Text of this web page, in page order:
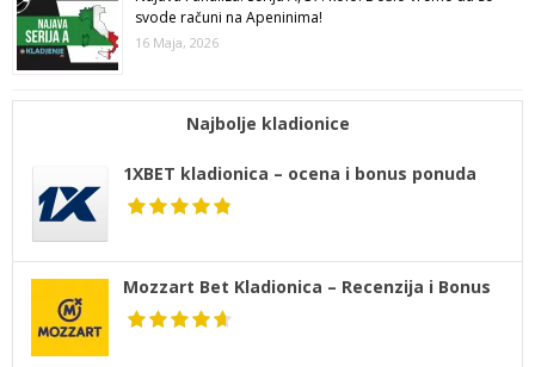
svode računi na Apeninima!
16 Maja, 2026
Najbolje kladionice
1XBET kladionica – ocena i bonus ponuda
Mozzart Bet Kladionica – Recenzija i Bonus